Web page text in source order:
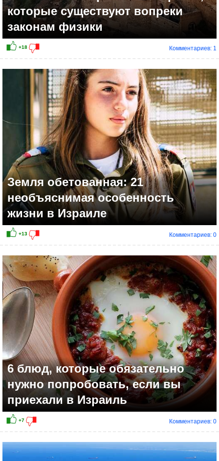
+12
которые существуют вопреки
законам физики
Комментариев: 1
Земля обетованная: 21
необъяснимая особенность
жизни в Израиле
Комментариев: 0
6 блюд, которые обязательно
нужно попробовать, если вы
приехали в Израиль
Комментариев: 0